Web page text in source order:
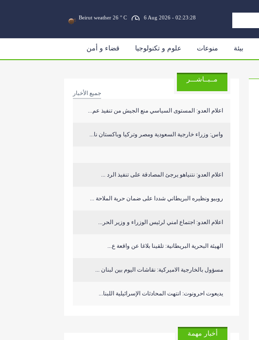
Beirut weather 26 ° C 6 Aug 2026 - 02:23:29
بيئة منوعات علوم و تكنولوجيا قضاء و أمن
مــبــاشـــر
جميع الأخبار
اعلام العدو: المستوى السياسي منع الجيش من تنفيذ عم...
واس: وزراء خارجية السعودية ومصر وتركيا وباكستان نا...
اعلام العدو: نتنياهو يرجئ المصادقة على تنفيذ الرد ...
روبيو ونظيره البريطاني شددا على ضمان حرية الملاحة ...
اعلام العدو: اجتماع امني لرئيس الوزراء و وزير الحر...
الهيئة البحرية البريطانية: تلقينا بلاغا عن واقعة ع...
مسؤول بالخارجية الاميركية: نقاشات اليوم بين لبنان ...
يديعوت احرونوت: انتهت المحادثات الإسرائيلية اللبنا...
أخبار مهمة